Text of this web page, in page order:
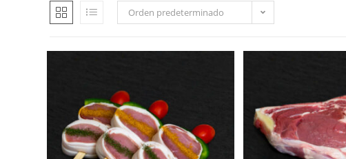
Orden predeterminado